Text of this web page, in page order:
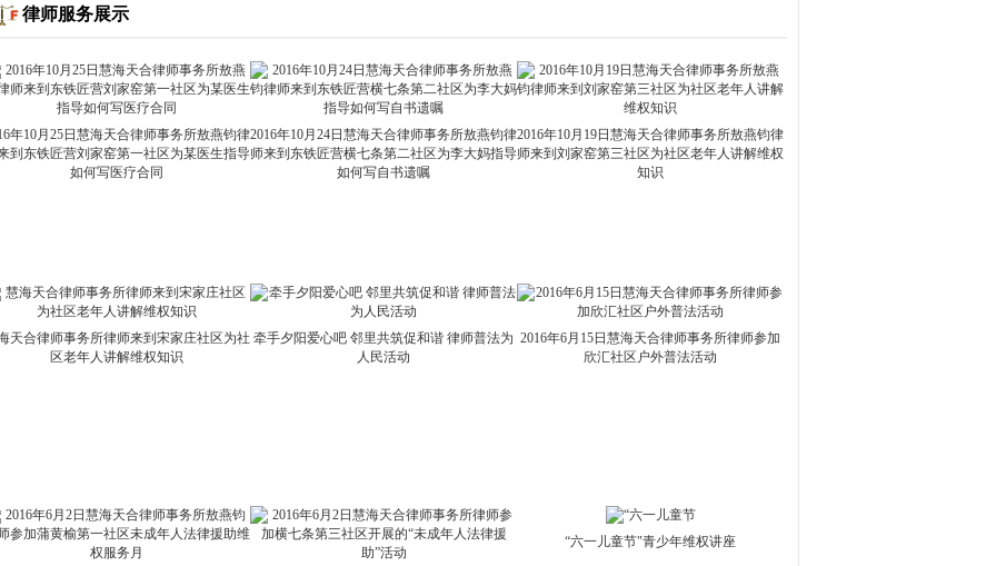
律师服务展示
年10月25日慧海天合律师事务所敖燕钧律
到东铁匠营刘家窑第一社区为某医生指导
如何写医疗合同
2016年10月24日慧海天合律师事务所敖燕钧律
师来到东铁匠营横七条第二社区为李大妈指导
如何写自书遗嘱
2016年10月19日慧海天合律师事务所敖燕钧律
师来到刘家窑第三社区为社区老年人讲解维权
知识
天合律师事务所律师来到宋家庄社区为社
区老年人讲解维权知识
牵手夕阳爱心吧 邻里共筑促和谐 律师普法为
人民活动
2016年6月15日慧海天合律师事务所律师参加
欣汇社区户外普法活动
“六一儿童节"青少年维权讲座